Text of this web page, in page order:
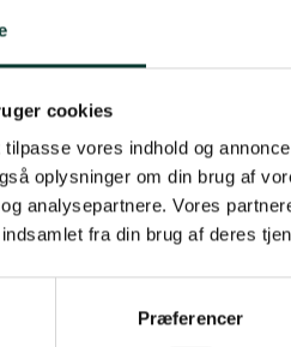
cookies
vores indhold og
oplysninger om din brug af
analysepartnere. Vores
fra din brug af deres
Præferencer
data vil hjælpe os med at oprette en
se dine tidligere ordrer. Vi lover at